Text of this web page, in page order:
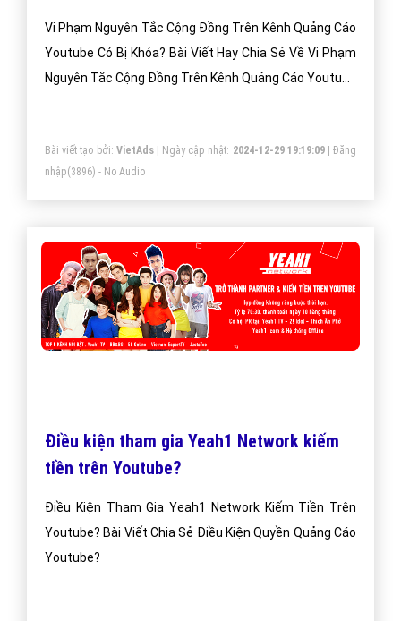
Vi Phạm Nguyên Tắc Cộng Đồng Trên Kênh Quảng Cáo
Youtube Có Bị Khóa? Bài Viết Hay Chia Sẻ Về Vi Phạm
Nguyên Tắc Cộng Đồng Trên Kênh Quảng Cáo Youtube
Bài viết tạo bởi: VietAds| Ngày cập nhật: 2024-12-29 19:19:09|Đăng
nhập(3896) - No Audio
Điều kiện tham gia Yeah1 Network kiếm
tiền trên Youtube?
Điều Kiện Tham Gia Yeah1 Network Kiếm Tiền Trên
Youtube? Bài Viết Chia Sẻ Điều Kiện Quyền Quảng Cáo
Youtube?